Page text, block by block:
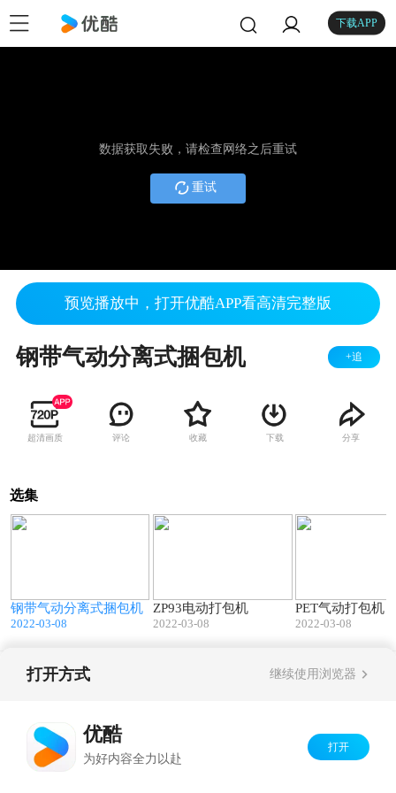
下载APP
数据获取失败，请检查网络之后重试
重试
预览播放中，打开优酷APP看高清完整版
钢带气动分离式捆包机 +追
超清画质 评论 收藏 下载 分享
选集
钢带气动分离式捆包机
2022-03-08
ZP93电动打包机
2022-03-08
PET气动打包机
2022-03-08
版权所有
打开方式 继续使用浏览器
优酷
为好内容全力以赴
打开